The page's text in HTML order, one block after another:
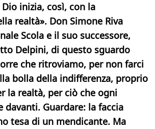
inizia, così, con la
realtà». Don Simone Riva
Scola e il suo successore,
Delpini, di questo sguardo
che ritroviamo, per non farci
bolla della indifferenza, proprio
la realtà, per ciò che ogni
Guardare: la faccia
tesa di un mendicante. Ma